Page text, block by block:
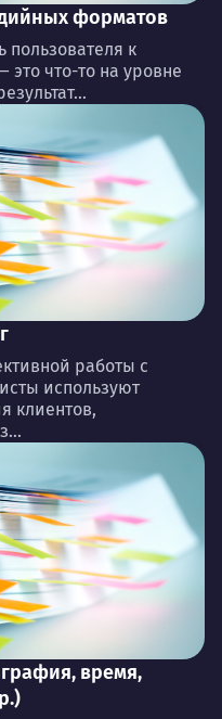
форматов
пользователя к
это что-то на уровне
работы с
используют
клиентов,
время,